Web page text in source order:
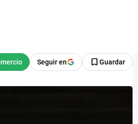
Seguir en Guardar